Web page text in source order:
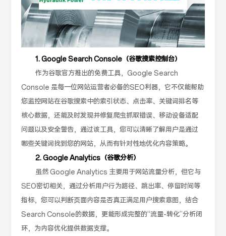
1. Google Search Console（谷歌搜索控制台）
作为谷歌官方推出的免费工具，Google Search
Console 是每一位网站运营者必备的SEO利器，它不仅能帮助
您监控网站在谷歌搜索中的索引状态、点击率、关键词排名等
核心数据，还能及时发现并修复爬虫抓取错误、移动设备适配
问题以及安全警告，通过该工具，您可以清晰了解用户是通过
哪些关键词找到您的网站，从而有针对性地优化内容策略。
2. Google Analytics（谷歌分析）
虽然 Google Analytics 主要用于网站流量分析，但它与
SEO密切相关，通过分析用户行为路径、跳出率、停留时间等
指标，您可以判断页面内容是否真正满足用户搜索意图，结合
Search Console的数据，更能形成完整的“流量-转化”分析闭
环，为内容优化提供数据支撑。